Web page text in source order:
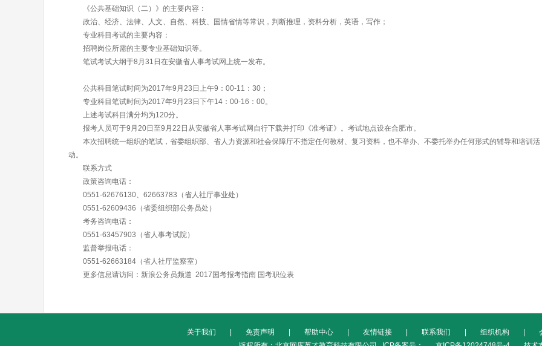
《公共基础知识（二）》的主要内容：
政治、经济、法律、人文、自然、科技、国情省情等常识，判断推理，资料分析，英语，写作；
专业科目考试的主要内容：
招聘岗位所需的主要专业基础知识等。
笔试考试大纲于8月31日在安徽省人事考试网上统一发布。
公共科目笔试时间为2017年9月23日上午9：00-11：30；
专业科目笔试时间为2017年9月23日下午14：00-16：00。
上述考试科目满分均为120分。
报考人员可于9月20日至9月22日从安徽省人事考试网自行下载并打印《准考证》。考试地点设在合肥市。
本次招聘统一组织的笔试，省委组织部、省人力资源和社会保障厅不指定任何教材、复习资料，也不举办、不委托举办任何形式的辅导和培训活
动。
联系方式
政策咨询电话：
0551-62676130、62663783（省人社厅事业处）
0551-62609436（省委组织部公务员处）
考务咨询电话：
0551-63457903（省人事考试院）
监督举报电话：
0551-62663184（省人社厅监察室）
更多信息请访问： 新浪公务员频道 2017国考报考指南 国考职位表
关于我们 免责声明 帮助中心 友情链接 联系我们 组织机构